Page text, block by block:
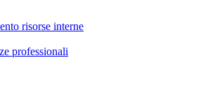
risorse interne
professionali